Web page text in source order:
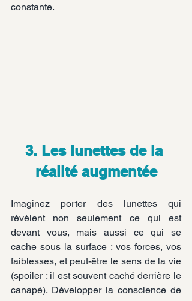
constante.
3. Les lunettes de la
réalité augmentée
Imaginez porter des lunettes qui
révèlent non seulement ce qui est
devant vous, mais aussi ce qui se
cache sous la surface : vos forces, vos
faiblesses, et peut-être le sens de la vie
(spoiler : il est souvent caché derrière le
canapé). Développer la conscience de